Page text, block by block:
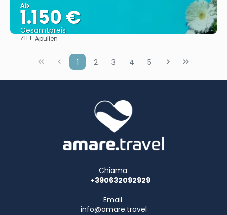
Ab
1.150 €
Gesamtpreis
ZIEL:Apulien
1 2 3 4 5
Chiama
+390632092929
Email
info@amare.travel